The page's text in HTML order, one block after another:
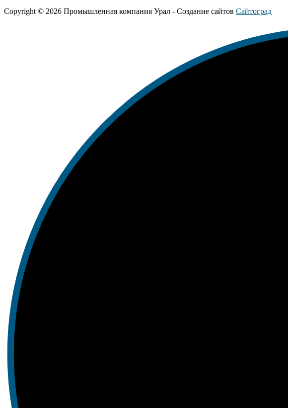
Copyright © 2026 Промышленная компания Урал - Создание сайтов Сайтоград